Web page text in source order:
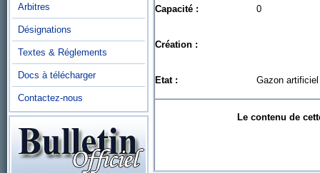
Arbitres
Désignations
Textes & Réglements
Docs à télécharger
Contactez-nous
Capacité : 0
Création :
Etat : Gazon artificiel
Le contenu de